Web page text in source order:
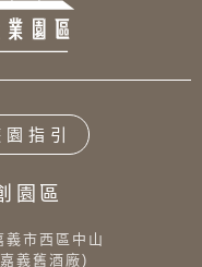
園指引
園區
市西區中山
義舊酒廠)